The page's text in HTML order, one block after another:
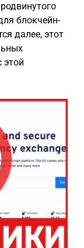
блокчейн-
далее, этот
этой